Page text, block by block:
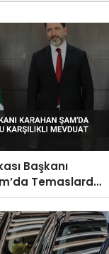
Başkanı
Temaslarda
Mevduat